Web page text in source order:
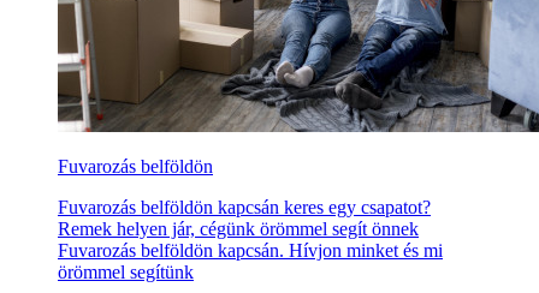
Fuvarozás belföldön
Fuvarozás belföldön kapcsán keres egy csapatot?
Remek helyen jár, cégünk örömmel segít önnek
Fuvarozás belföldön kapcsán. Hívjon minket és mi
örömmel segítünk